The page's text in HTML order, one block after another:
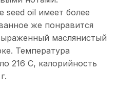
seed oil имеет более
же понравится
маслянистый
Температура
216 С, калорийность